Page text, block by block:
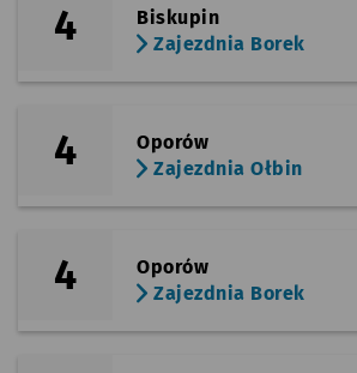
4
Biskupin
Zajezdnia Borek
4
Oporów
Zajezdnia Ołbin
4
Oporów
Zajezdnia Borek